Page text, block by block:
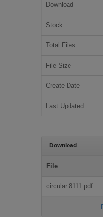
Download
Stock
Total Files
File Size
Create Date
Last Updated
Download
File
circular 8111.pdf